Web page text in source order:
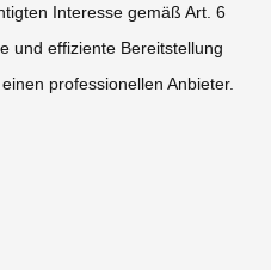
Interesse gemäß Art. 6
und effiziente Bereitstellung
professionellen Anbieter.